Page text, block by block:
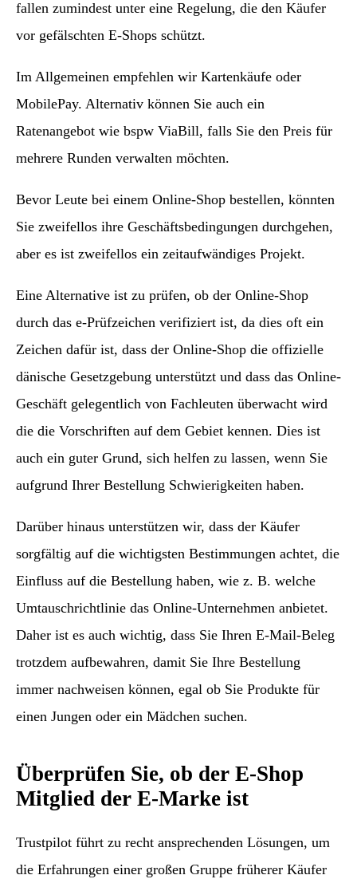
fallen zumindest unter eine Regelung, die den Käufer
vor gefälschten E-Shops schützt.
Im Allgemeinen empfehlen wir Kartenkäufe oder
MobilePay. Alternativ können Sie auch ein
Ratenangebot wie bspw ViaBill, falls Sie den Preis für
mehrere Runden verwalten möchten.
Bevor Leute bei einem Online-Shop bestellen, könnten
Sie zweifellos ihre Geschäftsbedingungen durchgehen,
aber es ist zweifellos ein zeitaufwändiges Projekt.
Eine Alternative ist zu prüfen, ob der Online-Shop
durch das e-Prüfzeichen verifiziert ist, da dies oft ein
Zeichen dafür ist, dass der Online-Shop die offizielle
dänische Gesetzgebung unterstützt und dass das Online-
Geschäft gelegentlich von Fachleuten überwacht wird
die die Vorschriften auf dem Gebiet kennen. Dies ist
auch ein guter Grund, sich helfen zu lassen, wenn Sie
aufgrund Ihrer Bestellung Schwierigkeiten haben.
Darüber hinaus unterstützen wir, dass der Käufer
sorgfältig auf die wichtigsten Bestimmungen achtet, die
Einfluss auf die Bestellung haben, wie z. B. welche
Umtauschrichtlinie das Online-Unternehmen anbietet.
Daher ist es auch wichtig, dass Sie Ihren E-Mail-Beleg
trotzdem aufbewahren, damit Sie Ihre Bestellung
immer nachweisen können, egal ob Sie Produkte für
einen Jungen oder ein Mädchen suchen.
Überprüfen Sie, ob der E-Shop
Mitglied der E-Marke ist
Trustpilot führt zu recht ansprechenden Lösungen, um
die Erfahrungen einer großen Gruppe früherer Käufer